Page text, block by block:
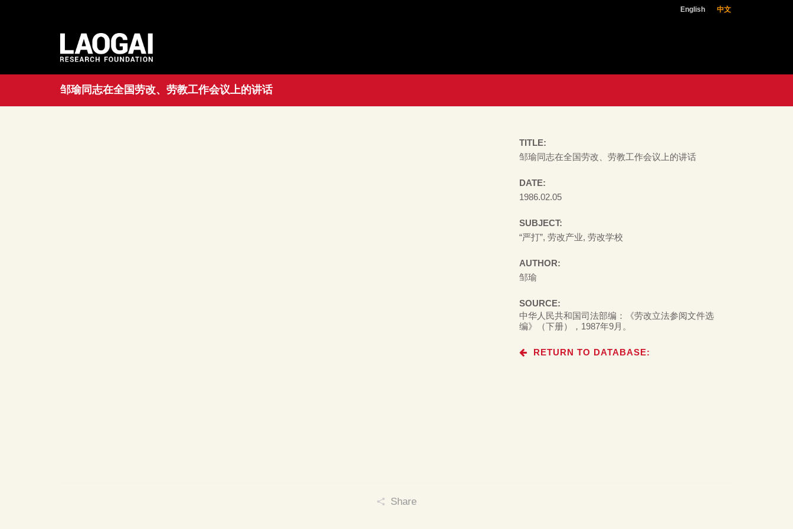
English 中文
邹瑜同志在全国劳改、劳教工作会议上的讲话
TITLE:
邹瑜同志在全国劳改、劳教工作会议上的讲话
DATE:
1986.02.05
SUBJECT:
“严打”, 劳改产业, 劳改学校
AUTHOR:
邹瑜
SOURCE:
中华人民共和国司法部编：《劳改立法参阅文件选
编》（下册），1987年9月。
RETURN TO DATABASE:
Share